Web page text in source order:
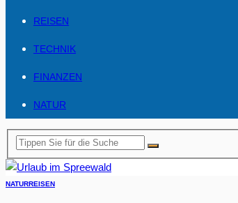
REISEN
TECHNIK
FINANZEN
NATUR
NATURREISEN